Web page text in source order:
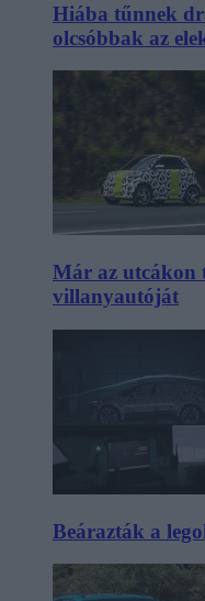
Hiába tűnnek
olcsóbbak az
Már az utcákon
villanyautóját
Beárazták a